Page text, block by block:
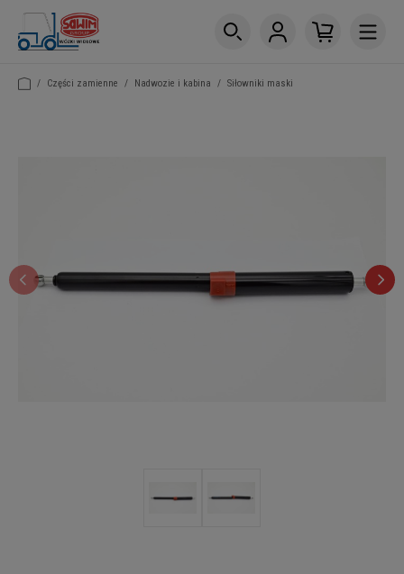
/ Części zamienne / Nadwozie i kabina / Siłowniki maski